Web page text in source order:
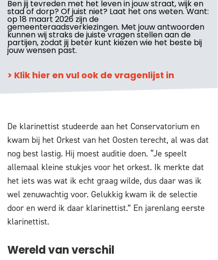
Ben jij tevreden met het leven in jouw straat, wijk en
stad of dorp? Of juist niet? Laat het ons weten. Want:
op 18 maart 2026 zijn de
gemeenteraadsverkiezingen. Met jouw antwoorden
kunnen wij straks de juiste vragen stellen aan de
partijen, zodat jij beter kunt kiezen wie het beste bij
jouw wensen past.
> Klik hier en vul ook de vragenlijst in
De klarinettist studeerde aan het Conservatorium en
kwam bij het Orkest van het Oosten terecht, al was dat
nog best lastig. Hij moest auditie doen. “Je speelt
allemaal kleine stukjes voor het orkest. Ik merkte dat
het iets was wat ik echt graag wilde, dus daar was ik
wel zenuwachtig voor. Gelukkig kwam ik de selectie
door en werd ik daar klarinettist.” En jarenlang eerste
klarinettist.
Wereld van verschil